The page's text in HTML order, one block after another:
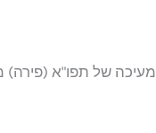
של תפו"א